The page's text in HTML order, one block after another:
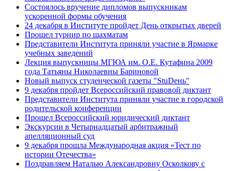
Состоялось вручение дипломов выпускникам
ускоренной формы обучения
24 декабря в Институте пройдет День открытых дверей
Прошел турнир по шахматам
Представители Института приняли участие в Ярмарке
учебных заведений
Лекция выпускницы МГЮА им. О.Е. Кутафина 2009
года Татьяны Николаевны Бариновой
Новый выпуск студенческой газеты "StuDень"
9 декабря пройдет Всероссийский правовой диктант
Представители Института приняли участие в городской
родительской конференции
Прошел Всероссийский юридический диктант
Экскурсии в Четырнадцатый арбитражный
апелляционный суд
9 декабря прошла Международная акция «Тест по
истории Отечества»
Поздравляем Наталью Александровну Осколкову с